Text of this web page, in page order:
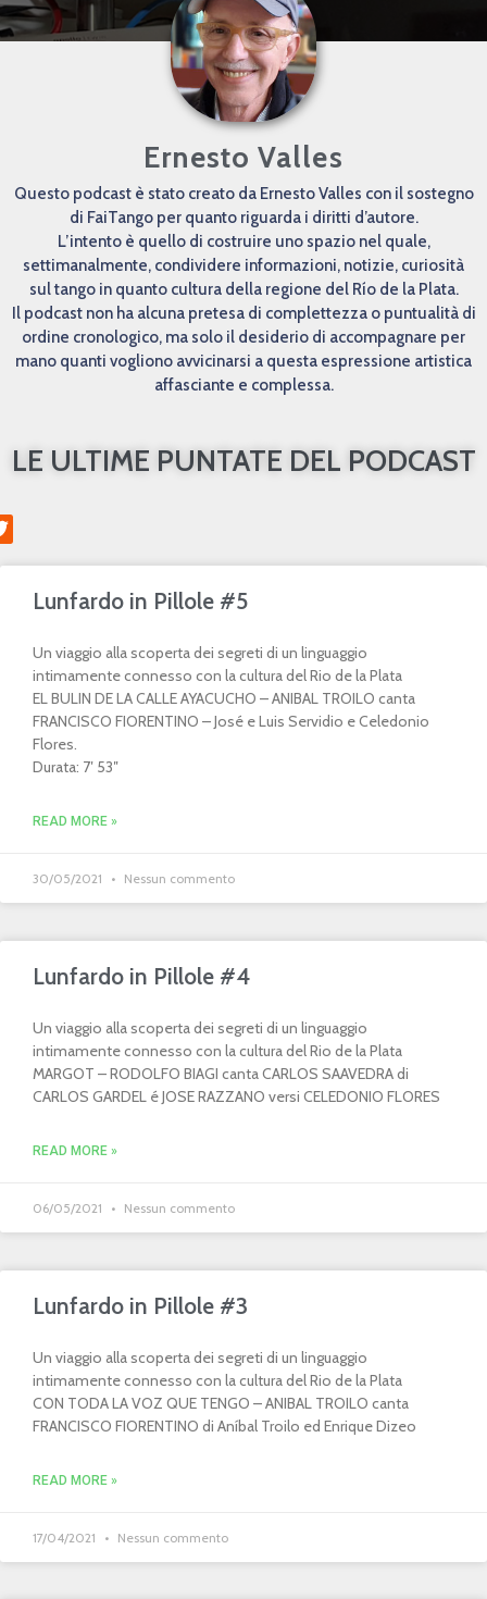
Ernesto Valles
Questo podcast è stato creato da Ernesto Valles con il sostegno
di FaiTango per quanto riguarda i diritti d’autore.
L’intento è quello di costruire uno spazio nel quale,
settimanalmente, condividere informazioni, notizie, curiosità
sul tango in quanto cultura della regione del Río de la Plata.
Il podcast non ha alcuna pretesa di complettezza o puntualità di
ordine cronologico, ma solo il desiderio di accompagnare per
mano quanti vogliono avvicinarsi a questa espressione artistica
affasciante e complessa.
LE ULTIME PUNTATE DEL PODCAST
Lunfardo in Pillole #5
Un viaggio alla scoperta dei segreti di un linguaggio
intimamente connesso con la cultura del Rio de la Plata
EL BULIN DE LA CALLE AYACUCHO – ANIBAL TROILO canta
FRANCISCO FIORENTINO – José e Luis Servidio e Celedonio
Flores.
Durata: 7′ 53″
READ MORE »
30/05/2021 Nessun commento
Lunfardo in Pillole #4
Un viaggio alla scoperta dei segreti di un linguaggio
intimamente connesso con la cultura del Rio de la Plata
MARGOT – RODOLFO BIAGI canta CARLOS SAAVEDRA di
CARLOS GARDEL é JOSE RAZZANO versi CELEDONIO FLORES
READ MORE »
06/05/2021 Nessun commento
Lunfardo in Pillole #3
Un viaggio alla scoperta dei segreti di un linguaggio
intimamente connesso con la cultura del Rio de la Plata
CON TODA LA VOZ QUE TENGO – ANIBAL TROILO canta
FRANCISCO FIORENTINO di Aníbal Troilo ed Enrique Dizeo
READ MORE »
17/04/2021 Nessun commento